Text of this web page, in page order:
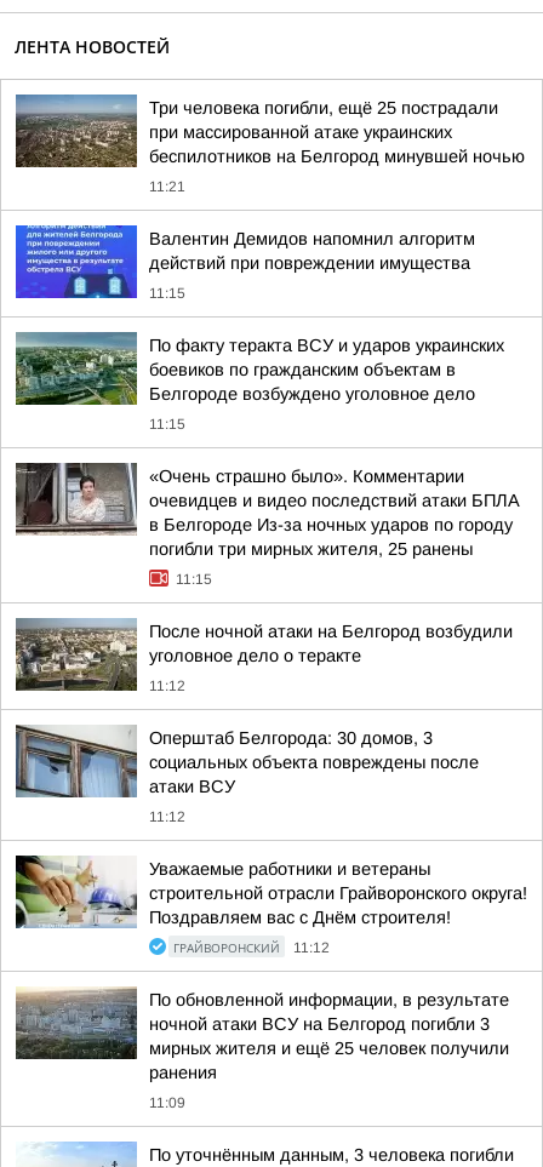
ЛЕНТА НОВОСТЕЙ
Три человека погибли, ещё 25 пострадали
при массированной атаке украинских
беспилотников на Белгород минувшей ночью
11:21
Валентин Демидов напомнил алгоритм
действий при повреждении имущества
11:15
По факту теракта ВСУ и ударов украинских
боевиков по гражданским объектам в
Белгороде возбуждено уголовное дело
11:15
«Очень страшно было». Комментарии
очевидцев и видео последствий атаки БПЛА
в Белгороде Из-за ночных ударов по городу
погибли три мирных жителя, 25 ранены
11:15
После ночной атаки на Белгород возбудили
уголовное дело о теракте
11:12
Оперштаб Белгорода: 30 домов, 3
социальных объекта повреждены после
атаки ВСУ
11:12
Уважаемые работники и ветераны
строительной отрасли Грайворонского округа!
Поздравляем вас с Днём строителя!
ГРАЙВОРОНСКИЙ 11:12
По обновленной информации, в результате
ночной атаки ВСУ на Белгород погибли 3
мирных жителя и ещё 25 человек получили
ранения
11:09
По уточнённым данным, 3 человека погибли